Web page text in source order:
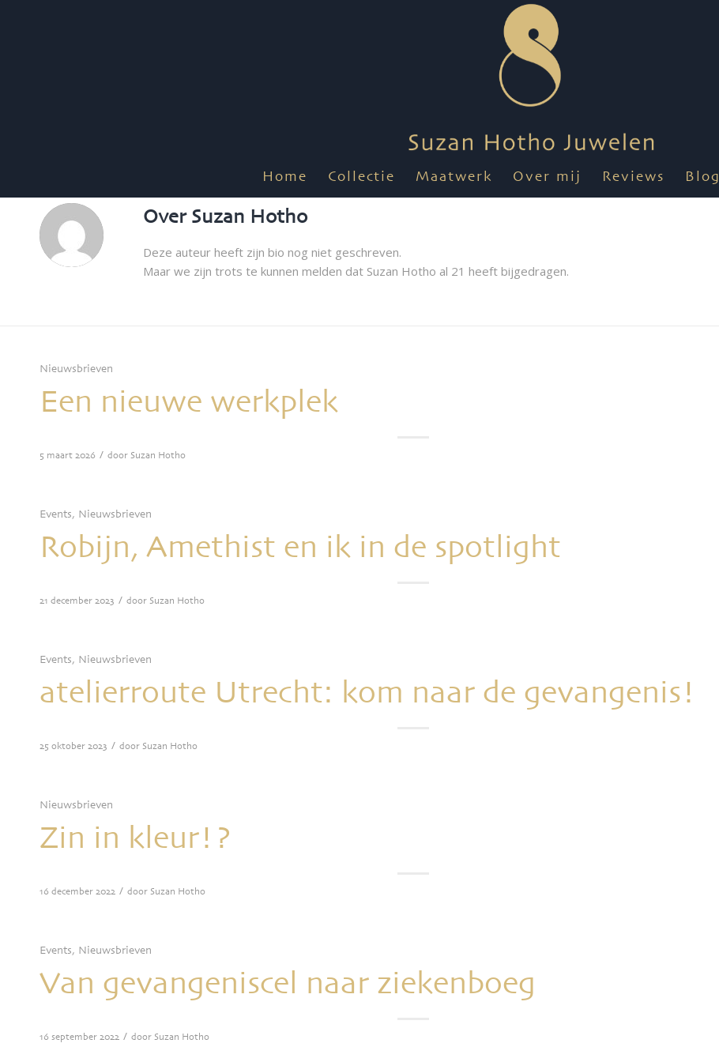
Home Collectie Maatwerk Over mij Reviews Blog
OverSuzan Hotho
Deze auteur heeft zijn bio nog niet geschreven.
Maar we zijn trots te kunnen melden dat Suzan Hotho al 21 heeft bijgedragen.
Nieuwsbrieven
Een nieuwe werkplek
5 maart 2026 / doorSuzan Hotho
Events, Nieuwsbrieven
Robijn, Amethist en ik in de spotlight
21 december 2023 / doorSuzan Hotho
Events, Nieuwsbrieven
atelierroute Utrecht: kom naar de gevangenis!
25 oktober 2023 / doorSuzan Hotho
Nieuwsbrieven
Zin in kleur!?
16 december 2022 / doorSuzan Hotho
Events, Nieuwsbrieven
Van gevangeniscel naar ziekenboeg
16 september 2022 / doorSuzan Hotho